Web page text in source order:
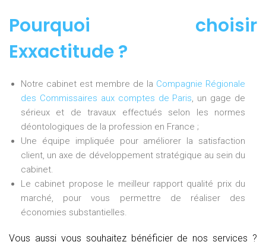
Pourquoi choisir
Exxactitude?
Notre cabinet est membre de la Compagnie Régionale
des Commissaires aux comptes de Paris, un gage de
sérieux et de travaux effectués selon les normes
déontologiques de la profession en France ;
Une équipe impliquée pour améliorer la satisfaction
client, un axe de développement stratégique au sein du
cabinet.
Le cabinet propose le meilleur rapport qualité prix du
marché, pour vous permettre de réaliser des
économies substantielles.
Vous aussi vous souhaitez bénéficier de nos services ?